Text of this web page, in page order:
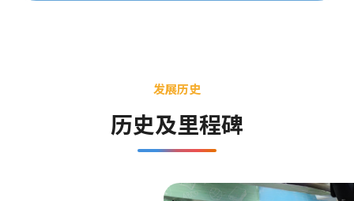
发展历史
历史及里程碑